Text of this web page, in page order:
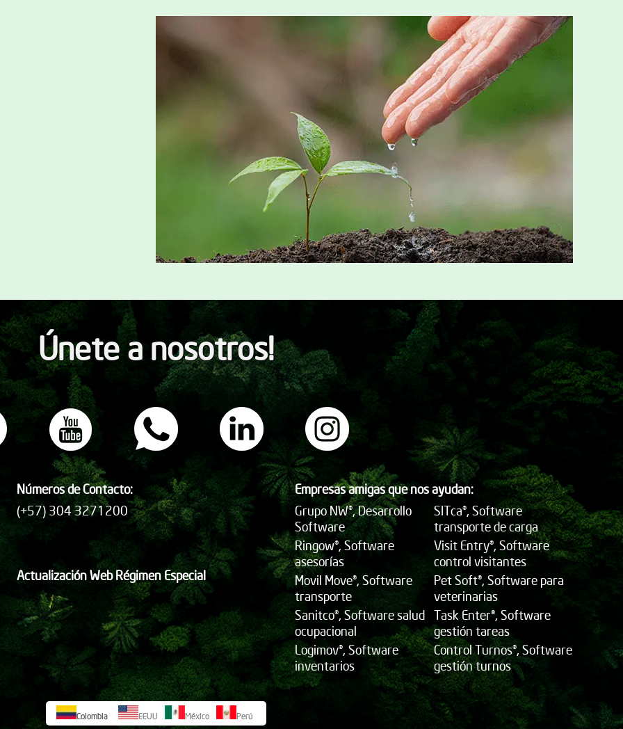
Únete a nosotros!
Números de Contacto:
(+57) 304 3271200
Actualización Web Régimen Especial
Empresas amigas que nos ayudan:
Grupo NW®, Desarrollo
Software
Ringow®, Software
asesorías
Movil Move®, Software
transporte
Sanitco®, Software salud
ocupacional
Logimov®, Software
inventarios
SITca®, Software
transporte de carga
Visit Entry®, Software
control visitantes
Pet Soft®, Software para
veterinarias
Task Enter®, Software
gestión tareas
Control Turnos®, Software
gestión turnos
Colombia EEUU México Perú